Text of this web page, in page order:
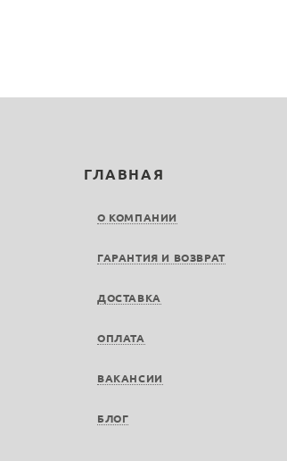
ГЛАВНАЯ
О КОМПАНИИ
ГАРАНТИЯ И ВОЗВРАТ
ДОСТАВКА
ОПЛАТА
ВАКАНСИИ
БЛОГ